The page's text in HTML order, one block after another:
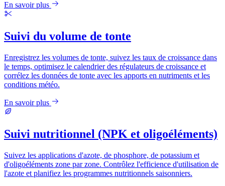
En savoir plus
Suivi du volume de tonte
Enregistrez les volumes de tonte, suivez les taux de croissance dans
le temps, optimisez le calendrier des régulateurs de croissance et
corrélez les données de tonte avec les apports en nutriments et les
conditions météo.
En savoir plus
Suivi nutritionnel (NPK et oligoéléments)
Suivez les applications d'azote, de phosphore, de potassium et
d'oligoéléments zone par zone. Contrôlez l'efficience d'utilisation de
l'azote et planifiez les programmes nutritionnels saisonniers.